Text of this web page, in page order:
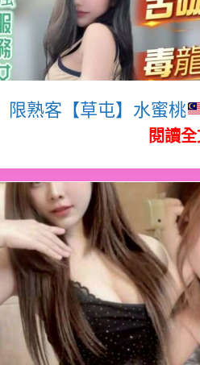
限熟客【草屯】水蜜桃
閱讀